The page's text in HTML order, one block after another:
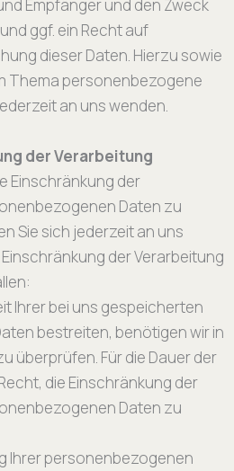
Empfänger und den Zweck
ggf. ein Recht auf
dieser Daten. Hierzu sowie
Thema personenbezogene
an uns wenden.
der Verarbeitung
Einschränkung der
Daten zu
Sie sich jederzeit an uns
der Verarbeitung
Ihrer bei uns gespeicherten
bestreiten, benötigen wir in
überprüfen. Für die Dauer der
die Einschränkung der
Daten zu
Ihrer personenbezogenen